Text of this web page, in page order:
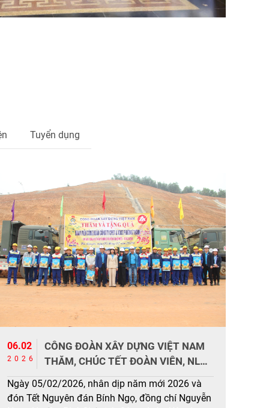
Tuyển dụng
06.02
2026
CÔNG ĐOÀN XÂY DỰNG VIỆT NAM
THĂM, CHÚC TẾT ĐOÀN VIÊN, NLĐ
CÔNG TY CỔ PHẦN ĐẦU TƯ VÀ XÂY
DỰNG GIAO THÔNG PHƯƠNG
Ngày 05/02/2026, nhân dịp năm mới 2026 và
đón Tết Nguyên đán Bính Ngọ, đồng chí Nguyễn